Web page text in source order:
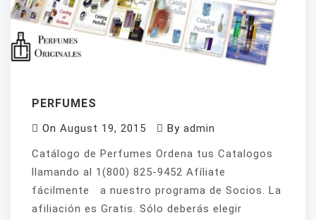
PERFUMES
On August 19, 2015 By admin
Catálogo de Perfumes Ordena tus Catalogos
llamando al 1(800) 825-9452 Afíliate
fácilmente a nuestro programa de Socios. La
afiliación es Gratis. Sólo deberás elegir